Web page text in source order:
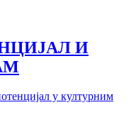
И
у културним